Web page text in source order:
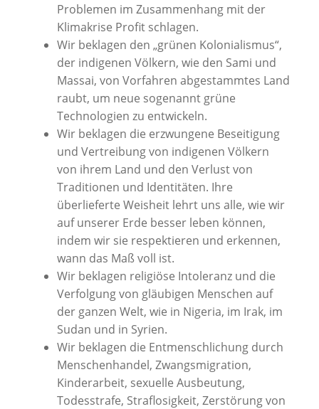
Problemen im Zusammenhang mit der
Klimakrise Profit schlagen.
Wir beklagen den „grünen Kolonialismus“,
der indigenen Völkern, wie den Sami und
Massai, von Vorfahren abgestammtes Land
raubt, um neue sogenannt grüne
Technologien zu entwickeln.
Wir beklagen die erzwungene Beseitigung
und Vertreibung von indigenen Völkern
von ihrem Land und den Verlust von
Traditionen und Identitäten. Ihre
überlieferte Weisheit lehrt uns alle, wie wir
auf unserer Erde besser leben können,
indem wir sie respektieren und erkennen,
wann das Maß voll ist.
Wir beklagen religiöse Intoleranz und die
Verfolgung von gläubigen Menschen auf
der ganzen Welt, wie in Nigeria, im Irak, im
Sudan und in Syrien.
Wir beklagen die Entmenschlichung durch
Menschenhandel, Zwangsmigration,
Kinderarbeit, sexuelle Ausbeutung,
Todesstrafe, Straflosigkeit, Zerstörung von